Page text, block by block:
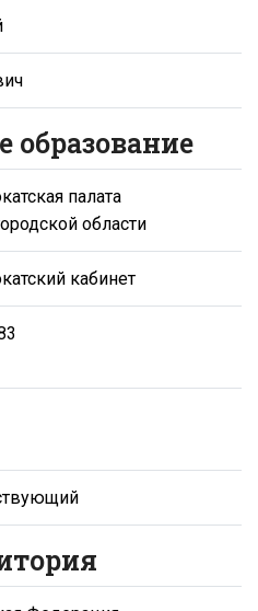
образование
палата
области
кабинет